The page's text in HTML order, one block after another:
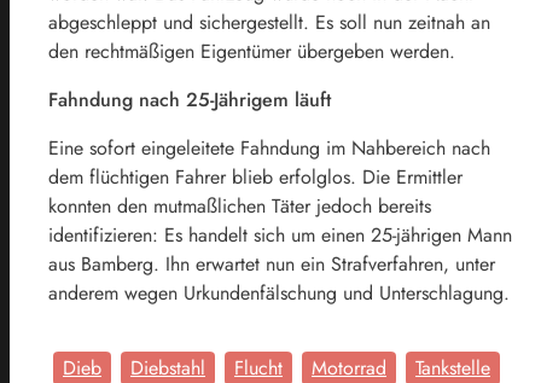
abgeschleppt und sichergestellt. Es soll nun zeitnah an
den rechtmäßigen Eigentümer übergeben werden.
Fahndung nach 25-Jährigem läuft
Eine sofort eingeleitete Fahndung im Nahbereich nach
dem flüchtigen Fahrer blieb erfolglos. Die Ermittler
konnten den mutmaßlichen Täter jedoch bereits
identifizieren: Es handelt sich um einen 25-jährigen Mann
aus Bamberg. Ihn erwartet nun ein Strafverfahren, unter
anderem wegen Urkundenfälschung und Unterschlagung.
Dieb Diebstahl Flucht Motorrad
Tankstelle